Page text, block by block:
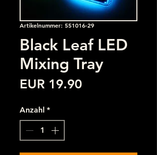
Artikelnummer: 551016-29
Black Leaf LED
Mixing Tray
EUR 19.90Preis
Anzahl *